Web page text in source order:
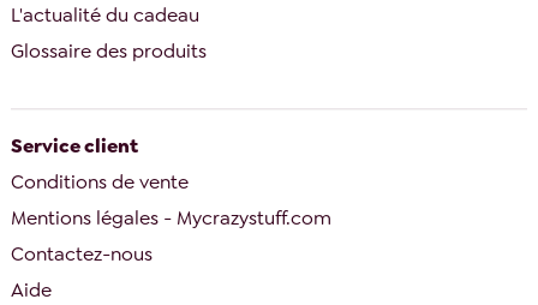
L'actualité du cadeau
Glossaire des produits
Service client
Conditions de vente
Mentions légales - Mycrazystuff.com
Contactez-nous
Aide